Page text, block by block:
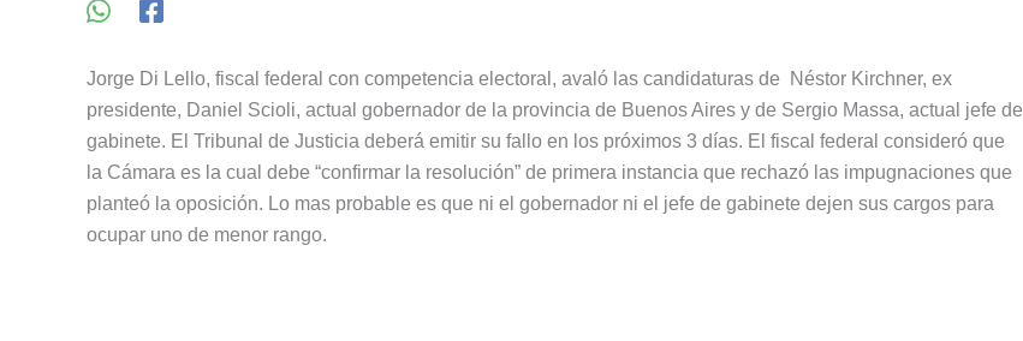
Jorge Di Lello, fiscal federal con competencia electoral, avaló las candidaturas de Néstor Kirchner, ex
presidente, Daniel Scioli, actual gobernador de la provincia de Buenos Aires y de Sergio Massa, actual jefe de
gabinete. El Tribunal de Justicia deberá emitir su fallo en los próximos 3 días. El fiscal federal consideró que
la Cámara es la cual debe “confirmar la resolución” de primera instancia que rechazó las impugnaciones que
planteó la oposición. Lo mas probable es que ni el gobernador ni el jefe de gabinete dejen sus cargos para
ocupar uno de menor rango.